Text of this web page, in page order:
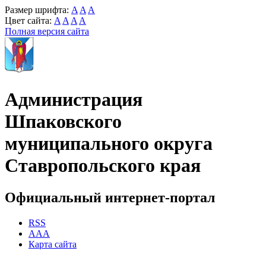
Размер шрифта: A A A
Цвет сайта: A A A A
Полная версия сайта
Администрация
Шпаковского
муниципального округа
Ставропольского края
Официальный интернет-портал
RSS
AAA
Карта сайта